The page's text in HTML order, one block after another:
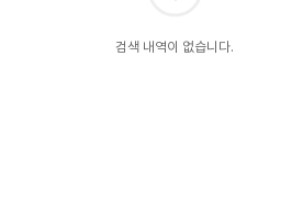
검색 내역이 없습니다.